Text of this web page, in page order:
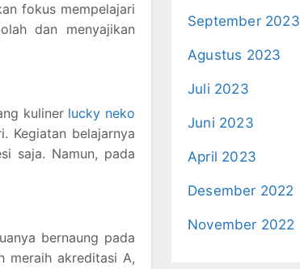
fokus mempelajari
dan menyajikan
kuliner lucky neko
Kegiatan belajarnya
saja. Namun, pada
bernaung pada
meraih akreditasi A,
September 2023
Agustus 2023
Juli 2023
Juni 2023
April 2023
Desember 2022
November 2022